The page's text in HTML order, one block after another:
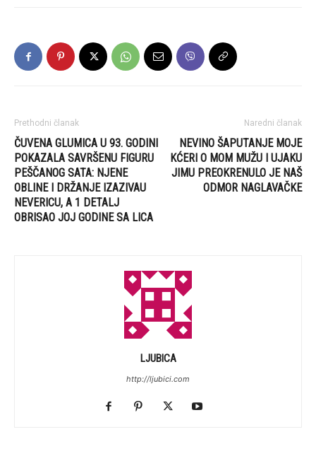
Prethodni članak
ČUVENA GLUMICA U 93. GODINI
POKAZALA SAVRŠENU FIGURU
PEŠČANOG SATA: NJENE
OBLINE I DRŽANJE IZAZIVAU
NEVERICU, A 1 DETALJ
OBRISAO JOJ GODINE SA LICA
Naredni članak
NEVINO ŠAPUTANJE MOJE
KĆERI O MOM MUŽU I UJAKU
JIMU PREOKRENULO JE NAŠ
ODMOR NAGLAVAČKE
LJUBICA
http://ljubici.com